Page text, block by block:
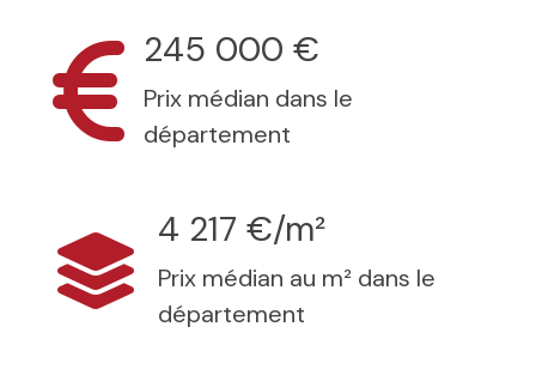
245 000 €
Prix médian dans le
département
4 217 €/m²
Prix médian au m² dans le
département